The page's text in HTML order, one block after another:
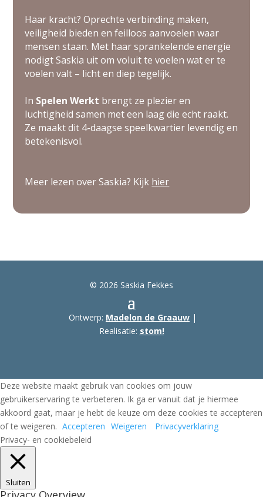
Haar kracht? Oprechte verbinding maken,
veiligheid bieden en feilloos aanvoelen waar
mensen staan. Met haar sprankelende energie
nodigt Saskia uit om voluit te voelen wat er te
voelen valt – licht en diep tegelijk.
In Spelen Werkt brengt ze plezier en
luchtigheid samen met een laag die echt raakt.
Ze maakt dit 4-daagse speelkwartier levendig en
betekenisvol.
Meer lezen over Saskia? Kijk hier
© 2026 Saskia Fekkes
Ontwerp: Madelon de Graauw |
Realisatie: stom!
Deze website maakt gebruik van cookies om jouw
gebruikerservaring te verbeteren. Ik ga er vanuit dat je hiermee
akkoord gaat, maar je hebt de keuze om deze cookies te accepteren
of te weigeren. Accepteren Weigeren
Privacyverklaring
Privacy- en cookiebeleid
Sluiten